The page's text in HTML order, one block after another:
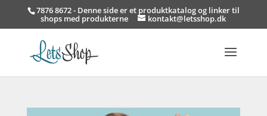
7876 8672 - Denne side er et produktkatalog og linker til
shops med produkterne kontakt@letsshop.dk